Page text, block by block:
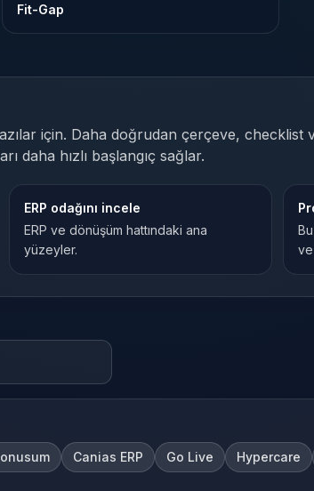
Fit-Gap
için. Daha doğrudan çerçeve, checklist
daha hızlı başlangıç sağlar.
ERP odağını incele
ERP ve dönüşüm hattındaki ana
yüzeyler.
Canias ERP Go Live Hypercare